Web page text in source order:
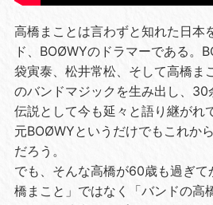
高橋まことは言わずと知れた日本
ド、BOØWYのドラマーである。
袋寅泰、松井常松、そして高橋ま
のバンドマジックを生み出し、30
伝説として今も延々と語り継がれ
元BOØWYというだけでもこれか
だろう。
でも、そんな高橋が60歳も過ぎ
橋まこと」ではなく「バンドの高